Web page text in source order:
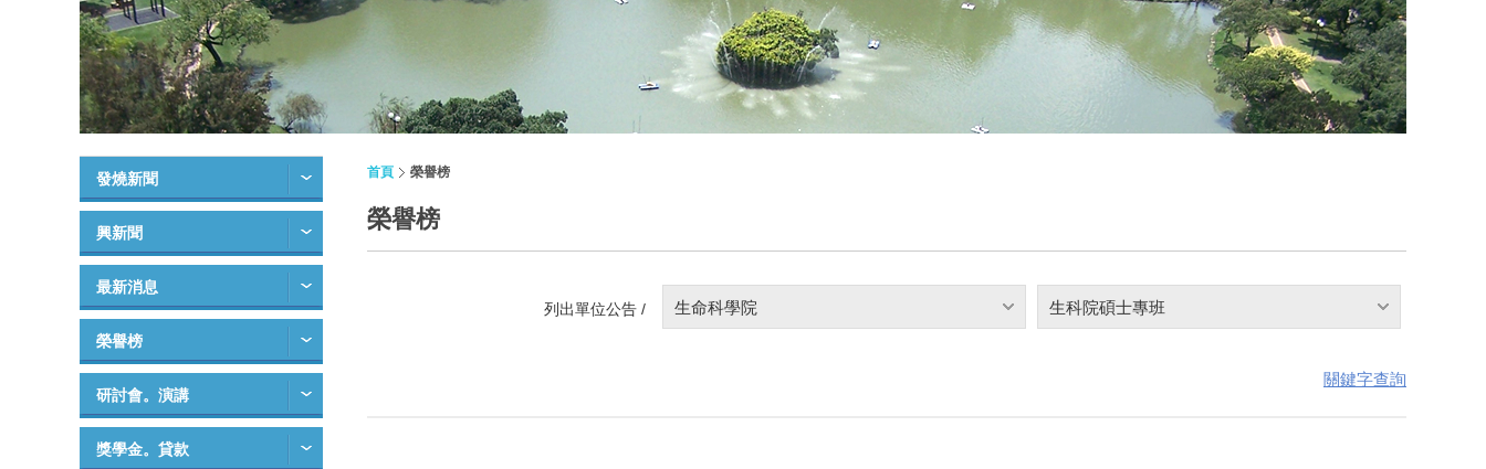
發燒新聞
興新聞
最新消息
榮譽榜
研討會。演講
獎學金。貸款
首頁 榮譽榜
榮譽榜
列出單位公告 / 生命科學院 生科院碩士專班
關鍵字查詢